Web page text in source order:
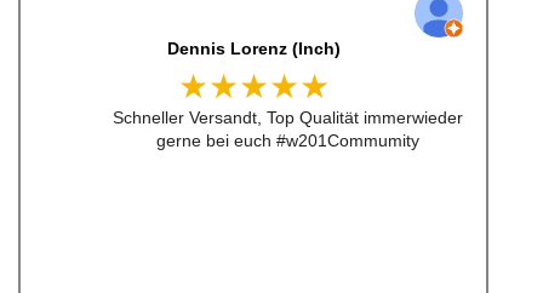
Dennis Lorenz (Inch)
★★★★★
Schneller Versandt, Top Qualität immerwieder
gerne bei euch #w201Commumity